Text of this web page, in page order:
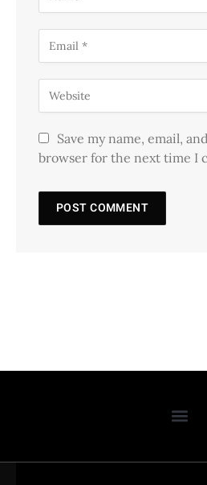
Save my name, email,
browser for the next time I